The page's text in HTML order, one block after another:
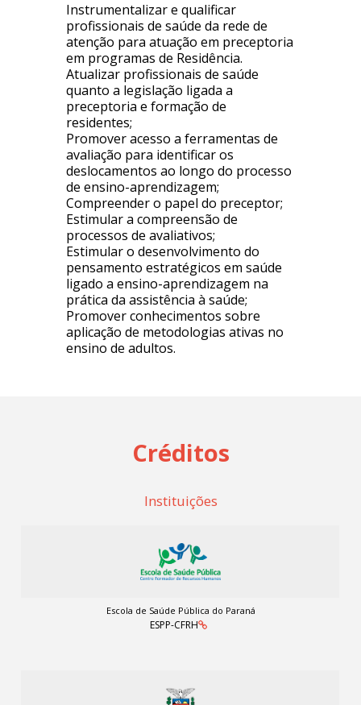
Instrumentalizar e qualificar
profissionais de saúde da rede de
atenção para atuação em preceptoria
em programas de Residência.
Atualizar profissionais de saúde
quanto a legislação ligada a
preceptoria e formação de
residentes;
Promover acesso a ferramentas de
avaliação para identificar os
deslocamentos ao longo do processo
de ensino-aprendizagem;
Compreender o papel do preceptor;
Estimular a compreensão de
processos de avaliativos;
Estimular o desenvolvimento do
pensamento estratégicos em saúde
ligado a ensino-aprendizagem na
prática da assistência à saúde;
Promover conhecimentos sobre
aplicação de metodologias ativas no
ensino de adultos.
Créditos
Instituições
Escola de Saúde Pública do Paraná
ESPP-CFRH